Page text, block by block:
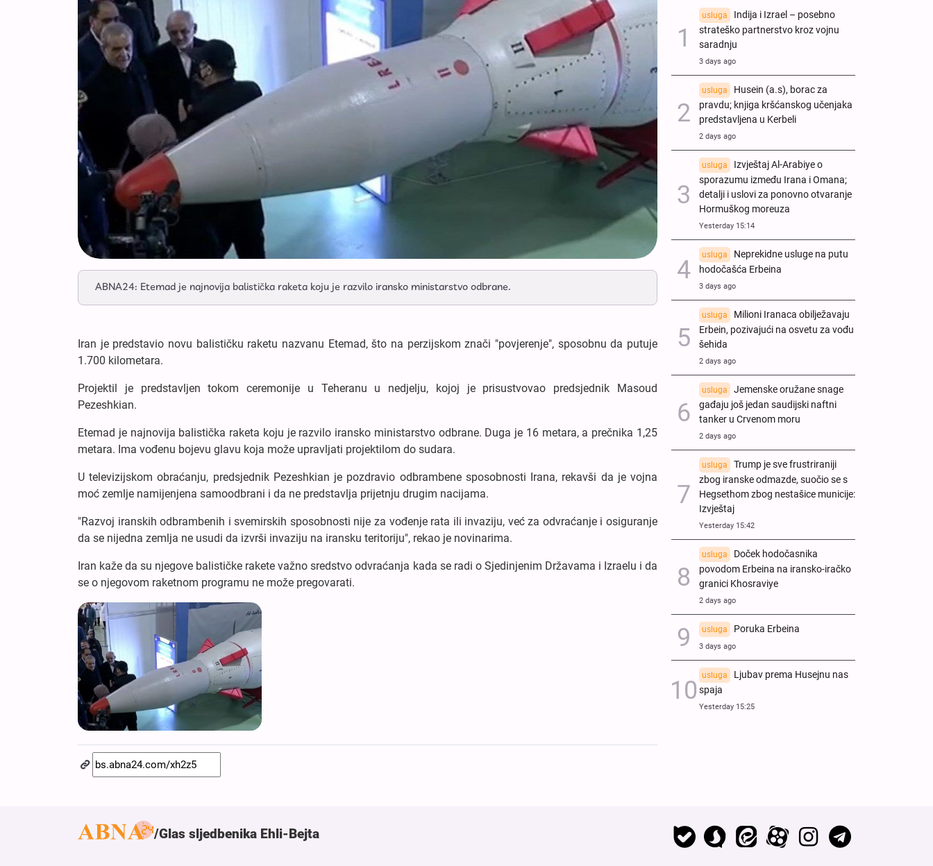
ABNA24: Etemad je najnovija balistička raketa koju je razvilo iransko ministarstvo odbrane.
Iran je predstavio novu balističku raketu nazvanu Etemad, što na perzijskom znači "povjerenje", sposobnu da putuje
1.700 kilometara.
Projektil je predstavljen tokom ceremonije u Teheranu u nedjelju, kojoj je prisustvovao predsjednik Masoud
Pezeshkian.
Etemad je najnovija balistička raketa koju je razvilo iransko ministarstvo odbrane. Duga je 16 metara, a prečnika 1,25
metara. Ima vođenu bojevu glavu koja može upravljati projektilom do sudara.
U televizijskom obraćanju, predsjednik Pezeshkian je pozdravio odbrambene sposobnosti Irana, rekavši da je vojna
moć zemlje namijenjena samoodbrani i da ne predstavlja prijetnju drugim nacijama.
"Razvoj iranskih odbrambenih i svemirskih sposobnosti nije za vođenje rata ili invaziju, već za odvraćanje i osiguranje
da se nijedna zemlja ne usudi da izvrši invaziju na iransku teritoriju", rekao je novinarima.
Iran kaže da su njegove balističke rakete važno sredstvo odvraćanja kada se radi o Sjedinjenim Državama i Izraelu i da
se o njegovom raketnom programu ne može pregovarati.
usluga
Indija i Izrael – posebno
strateško partnerstvo kroz vojnu
saradnju
3 days ago
usluga
Husein (a.s), borac za
pravdu; knjiga kršćanskog učenjaka
predstavljena u Kerbeli
2 days ago
usluga
Izvještaj Al-Arabiye o
sporazumu između Irana i Omana;
detalji i uslovi za ponovno otvaranje
Hormuškog moreuza
Yesterday 15:14
usluga
Neprekidne usluge na putu
hodočašća Erbeina
3 days ago
usluga
Milioni Iranaca obilježavaju
Erbein, pozivajući na osvetu za vođu
šehida
2 days ago
usluga
Jemenske oružane snage
gađaju još jedan saudijski naftni
tanker u Crvenom moru
2 days ago
usluga
Trump je sve frustriraniji
zbog iranske odmazde, suočio se s
Hegsethom zbog nestašice municije:
Izvještaj
Yesterday 15:42
usluga
Doček hodočasnika
povodom Erbeina na iransko-iračko
granici Khosraviye
2 days ago
usluga Poruka Erbeina
3 days ago
usluga
Ljubav prema Husejnu nas
spaja
Yesterday 15:25
Glas sljedbenika Ehli-Bejta